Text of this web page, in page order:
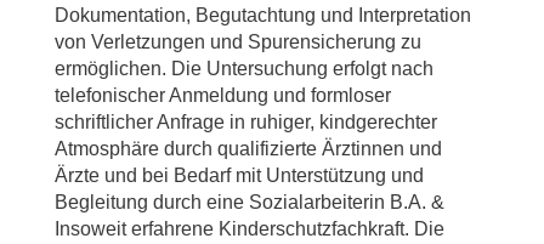
Dokumentation, Begutachtung und Interpretation
von Verletzungen und Spurensicherung zu
ermöglichen. Die Untersuchung erfolgt nach
telefonischer Anmeldung und formloser
schriftlicher Anfrage in ruhiger, kindgerechter
Atmosphäre durch qualifizierte Ärztinnen und
Ärzte und bei Bedarf mit Unterstützung und
Begleitung durch eine Sozialarbeiterin B.A. &
Insoweit erfahrene Kinderschutzfachkraft. Die